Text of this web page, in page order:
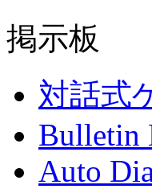
掲示板
対話式
Bulletin
Auto